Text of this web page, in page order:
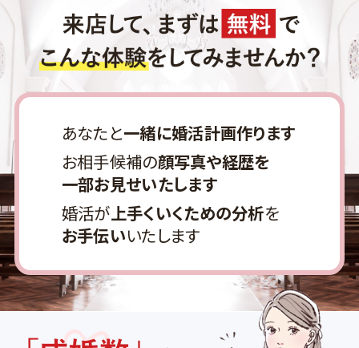
あなたと一緒に婚活計画作ります
お相手候補の顔写真や経歴を
一部お見せいたします
婚活が上手くいくための分析を
お手伝いいたします